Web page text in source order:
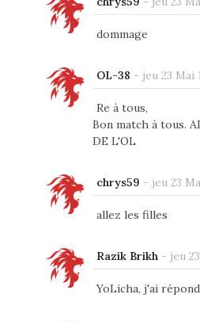
dommage
OL-38 - jeu 23 Mai
Re à tous,
Bon match à tous.
DE L'OL
chrys59 - jeu 23
allez les filles
Razik Brikh- jeu
YoLicha, j'ai